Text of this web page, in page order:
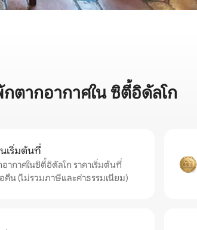
ตากอากาศใน ซิตี้อิดัลโก
เริ่มต้นที่
ากาศในซิตี้อิดัลโก ราคาเริ่มต้นที่
คืน (ไม่รวมภาษีและค่าธรรมเนียม)